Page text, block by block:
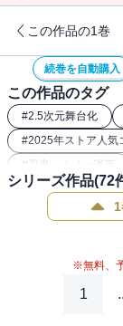
この作品の1巻
続巻を自動購入
この作品のタグ
#2.5次元舞台化
#2025年ストア人気
# 忍者・くノ一漫画
#NARUTO関連作
週刊少年ジャンプ
シリーズ作品(72
※無料、
1